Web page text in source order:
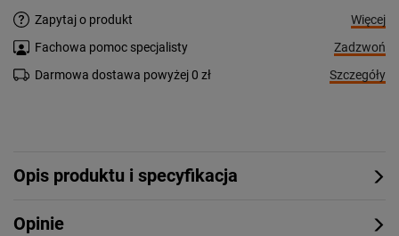
Zapytaj o produkt
Więcej
Fachowa pomoc specjalisty
Zadzwoń
Darmowa dostawa powyżej 0 zł
Szczegóły
Opis produktu i specyfikacja
Opinie